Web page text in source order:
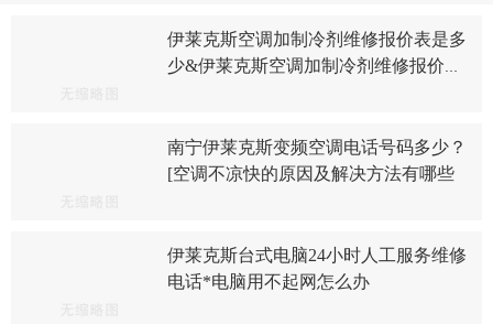
伊莱克斯空调加制冷剂维修报价表是多
少&伊莱克斯空调加制冷剂维修报价表
南宁伊莱克斯变频空调电话号码多少？
[空调不凉快的原因及解决方法有哪些
伊莱克斯台式电脑24小时人工服务维修
电话*电脑用不起网怎么办